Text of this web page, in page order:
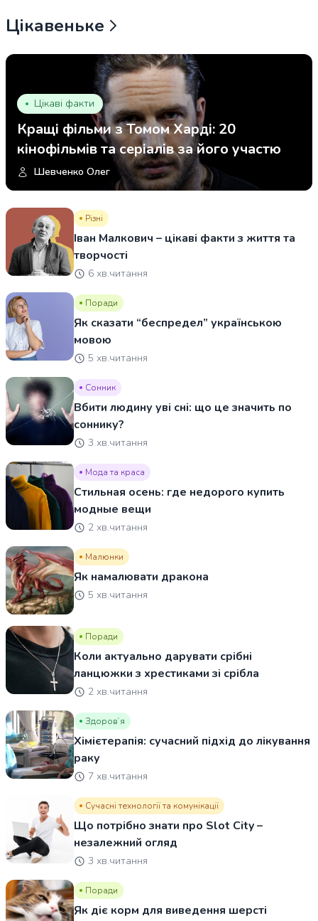
Цікавеньке
Цікаві факти
Кращі фільми з Томом Харді: 20
кінофільмів та серіалів за його участю
Шевченко Олег
Різні
Іван Малкович – цікаві факти з життя та
творчості
6 хв.читання
Поради
Як сказати “беспредел” українською
мовою
5 хв.читання
Сонник
Вбити людину уві сні: що це значить по
соннику?
3 хв.читання
Мода та краса
Стильная осень: где недорого купить
модные вещи
2 хв.читання
Малюнки
Як намалювати дракона
5 хв.читання
Поради
Коли актуально дарувати срібні
ланцюжки з хрестиками зі срібла
2 хв.читання
Здоровʼя
Хімієтерапія: сучасний підхід до лікування
раку
7 хв.читання
Сучасні технології та комунікації
Що потрібно знати про Slot City –
незалежний огляд
3 хв.читання
Поради
Як діє корм для виведення шерсті